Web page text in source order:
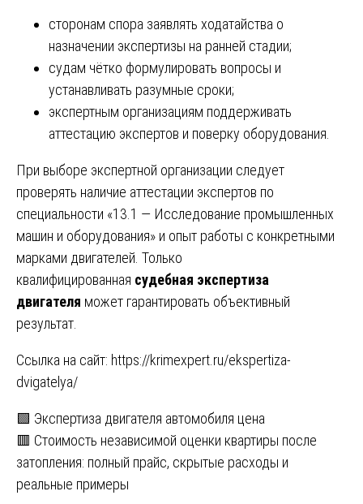
сторонам спора заявлять ходатайства о
назначении экспертизы на ранней стадии;
судам чётко формулировать вопросы и
устанавливать разумные сроки;
экспертным организациям поддерживать
аттестацию экспертов и поверку оборудования.
При выборе экспертной организации следует
проверять наличие аттестации экспертов по
специальности «13.1 — Исследование промышленных
машин и оборудования» и опыт работы с конкретными
марками двигателей. Только
квалифицированная судебная экспертиза
двигателя может гарантировать объективный
результат.
Ссылка на сайт: https://krimexpert.ru/ekspertiza-
dvigatelya/
Навигация
по
записям
🟩 Экспертиза двигателя автомобиля цена
🟥 Стоимость независимой оценки квартиры после
затопления: полный прайс, скрытые расходы и
реальные примеры